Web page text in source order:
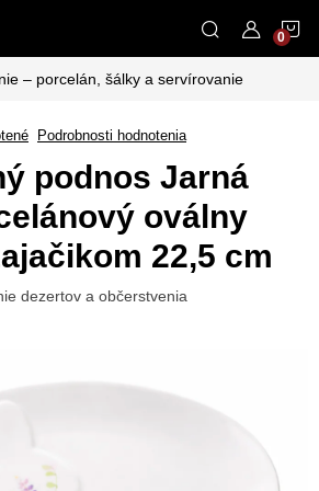
– porcelán, šálky a servírovanie
Podrobnosti hodnotenia
podnos Jarná
oválny
22,5 cm
dezertov a občerstvenia